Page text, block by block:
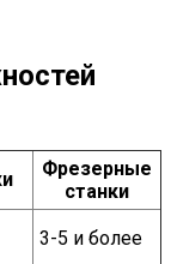
Фрезерные
станки
3-5 и более